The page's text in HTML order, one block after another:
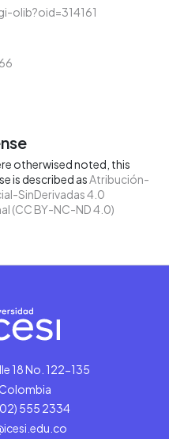
olib?oid=314161
otherwised noted, this
is described asAtribución-
SinDerivadas 4.0
(CC BY-NC-ND 4.0)
18 No. 122-135
555 2334